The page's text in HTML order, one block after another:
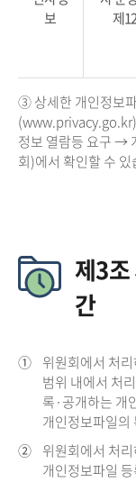
보
제
③ 상세한 개인정보
정보 열람등 요구 →
회)에서 확인할 수 있
제3조
간
① 위원회에서 처
범위 내에서 처
록·공개하는 개
개인정보파일의
② 위원회에서 처
개인정보파일